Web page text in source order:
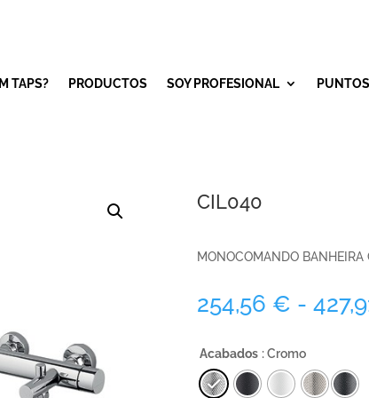
TAPS? PRODUCTOS SOY PROFESIONAL
CIL040
MONOCOMANDO BANHEIRA
254,56 € -
Acabados : Cromo